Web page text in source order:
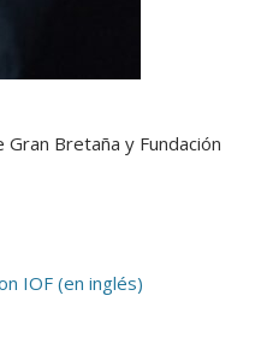
Bretaña y Fundación
IOF (en inglés)